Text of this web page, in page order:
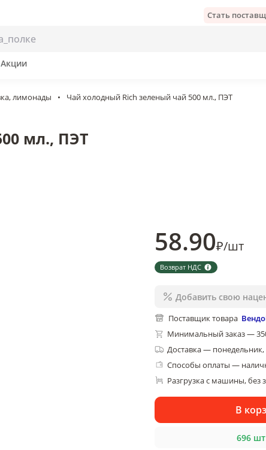
Стать
Акции
лимонады • Чай холодный Rich зеленый чай 500 мл., ПЭТ
ПЭТ
мл., ПЭТ
58.90₽/шт
Возврат НДС
Добавить свою
Поставщик товара
Минимальный заказ —
Доставка— понедельник,
Способы оплаты —
Разгрузка с машины, без
В
696